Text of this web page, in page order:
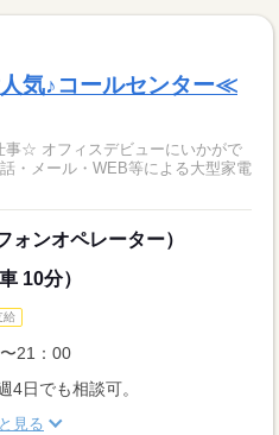
人気♪コールセンター≪
事☆ オフィスデビューにいかがで
ォンオペレーター）
10分）
給
21：00
4日でも相談可。
見る